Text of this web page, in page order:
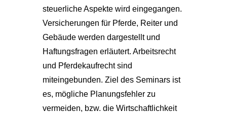
steuerliche Aspekte wird eingegangen.
Versicherungen für Pferde, Reiter und
Gebäude werden dargestellt und
Haftungsfragen erläutert. Arbeitsrecht
und Pferdekaufrecht sind
miteingebunden. Ziel des Seminars ist
es, mögliche Planungsfehler zu
vermeiden, bzw. die Wirtschaftlichkeit